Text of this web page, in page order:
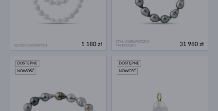
SŁODKOWODNYCH 5 180 zł
STAL CHIRURGICZNA
TAHITAŃSKI
31 980 zł
DOSTĘPNE
NOWOŚĆ
DOSTĘPNE
NOWOŚĆ